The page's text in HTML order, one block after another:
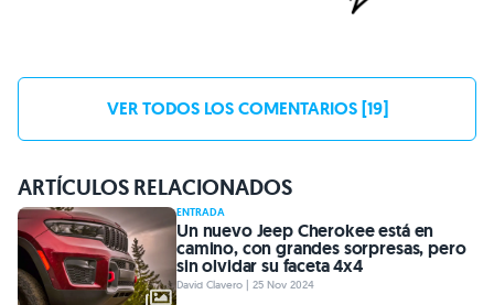
VER TODOS LOS COMENTARIOS [19]
ARTÍCULOS RELACIONADOS
ENTRADA
Un nuevo Jeep Cherokee está en
camino, con grandes sorpresas, pero
sin olvidar su faceta 4x4
David Clavero | 25 Nov 2024